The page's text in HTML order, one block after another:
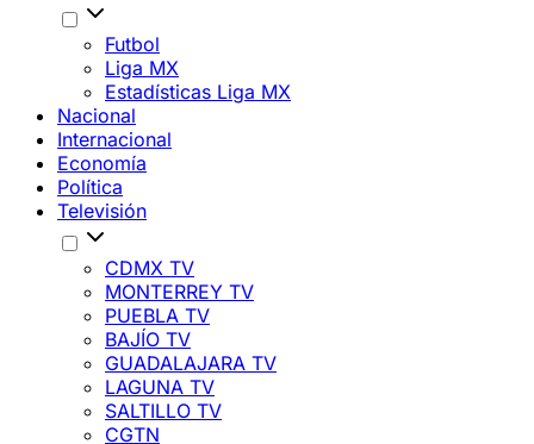
Futbol
Liga MX
Estadísticas Liga MX
Nacional
Internacional
Economía
Política
Televisión
CDMX TV
MONTERREY TV
PUEBLA TV
BAJÍO TV
GUADALAJARA TV
LAGUNA TV
SALTILLO TV
CGTN